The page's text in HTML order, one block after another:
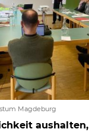
Magdeburg
aushalten,